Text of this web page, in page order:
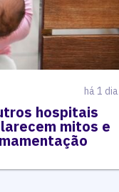
há 1 dia
hospitais
mitos e